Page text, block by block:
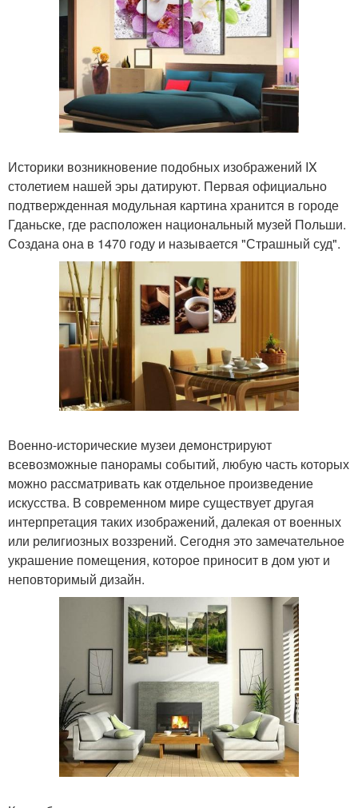
Историки возникновение подобных изображений IX
столетием нашей эры датируют. Первая официально
подтвержденная модульная картина хранится в городе
Гданьске, где расположен национальный музей Польши.
Создана она в 1470 году и называется "Страшный суд".
Военно-исторические музеи демонстрируют
всевозможные панорамы событий, любую часть которых
можно рассматривать как отдельное произведение
искусства. В современном мире существует другая
интерпретация таких изображений, далекая от военных
или религиозных воззрений. Сегодня это замечательное
украшение помещения, которое приносит в дом уют и
неповторимый дизайн.